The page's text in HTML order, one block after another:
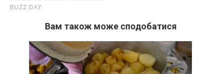
Вам також може сподобатися